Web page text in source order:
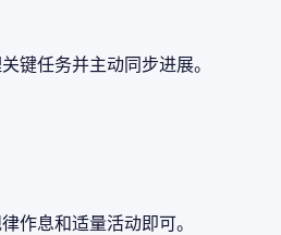
键任务并主动同步进展。
作息和适量活动即可。